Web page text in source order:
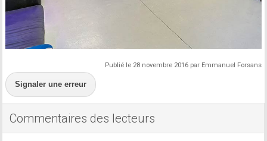
Publié le 28 novembre 2016 par Emmanuel Forsans
Signaler une erreur
Commentaires des lecteurs